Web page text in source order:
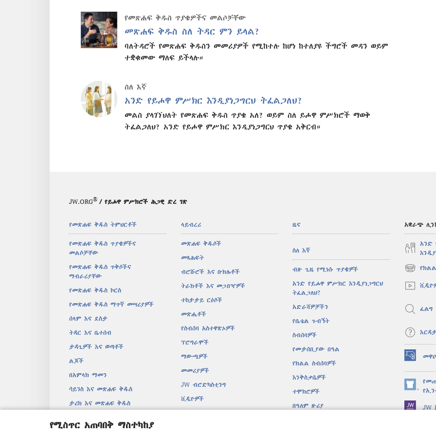
የሚስጥር አጠባበቅ ማስተካከያ
የመጽሐፍ ቅዱስ ጥያቄዎችና መልሶቻቸው
መጽሐፍ ቅዱስ ስለ ትዳር ምን ይላል?
ባለትዳሮች የመጽሐፍ ቅዱስን መመሪያዎች የሚከተሉ ከሆነ ከተለያዩ ችግሮች መዳን ወይም
ተቋቁመው ማለፍ ይችላሉ።
ስለ እኛ
አንድ የይሖዋ ምሥክር እንዲያነጋግርህ ትፈልጋለህ?
መልስ ያላገኘህለት የመጽሐፍ ቅዱስ ጥያቄ አለ? ወይም ስለ ይሖዋ ምሥክሮች ማወቅ
ትፈልጋለህ? አንድ የይሖዋ ምሥክር እንዲያነጋግርህ ጥያቄ አቅርብ።
JW.ORG® / የይሖዋ ምሥክሮች ሕጋዊ ድረ ገጽ
የመጽሐፍ ቅዱስ ትምህርቶች
የመጽሐፍ ቅዱስ ጥያቄዎችና
መልሶቻቸው
የመጽሐፍ ቅዱስ ጥቅሶችና
ማብራሪያቸው
የመጽሐፍ ቅዱስ ኮርስ
የመጽሐፍ ቅዱስ ማጥኛ መሣሪያዎች
ሰላም እና ደስታ
ትዳር እና ቤተሰብ
ታዳጊዎች እና ወጣቶች
ልጆች
በአምላክ ማመን
ሳይንስ እና መጽሐፍ ቅዱስ
ታሪክ እና መጽሐፍ ቅዱስ
ላይብረሪ
መጽሐፍ ቅዱሶች
መጻሕፍት
ብሮሹሮች እና ቡክሌቶች
ትራክቶች እና መጋበዣዎች
ተከታታይ ርዕሶች
መጽሔቶች
የስብሰባ አስተዋጽኦዎች
ፕሮግራሞች
ማውጫዎች
መመሪያዎች
JW ብሮድካስቲንግ
ቪዲዮዎች
ዜና
ስለ እኛ
ብዙ ጊዜ የሚነሱ ጥያቄዎች
አንድ የይሖዋ ምሥክር እንዲያነጋግርህ
ትፈልጋለህ?
አድራሻዎቻችን
የቤቴል ጉብኝት
ስብሰባዎች
የመታሰቢያው በዓል
የክልል ስብሰባዎች
እንቅስቃሴዎች
ተሞክሮዎች
በዓለም ዙሪያ
አቋራጭ
አንድ
(አዲስ
ዊንዶው
ክፈት)
ፈልግ
(አዲስ
ዊንዶው
ክፈት)
(አዲስ
ዊንዶው
ክፈት)
JW